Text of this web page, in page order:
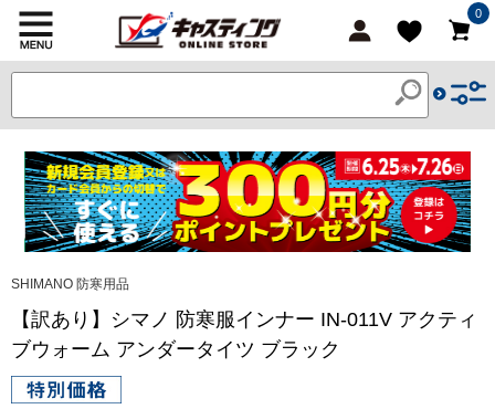
0
SHIMANO 防寒用品
【訳あり】シマノ 防寒服インナー IN-011V アクティ
ブウォーム アンダータイツ ブラック